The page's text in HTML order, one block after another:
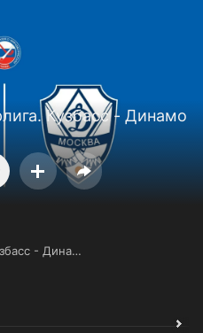
Кузбасс - Динамо
Хоккей с мячом. Суперлига. Кузбасс - Динамо
соглашение
промокод
каналы Контакты